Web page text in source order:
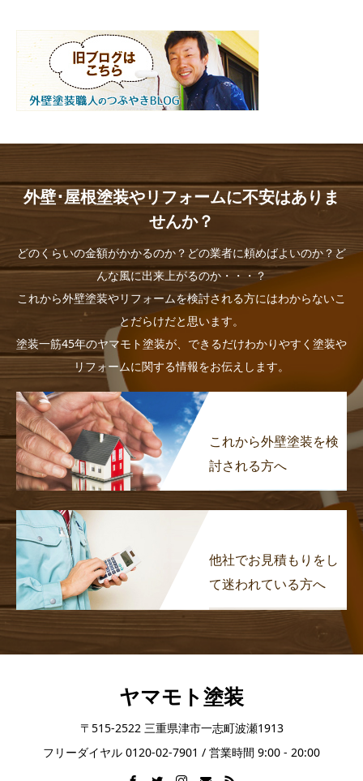
外壁･屋根塗装やリフォームに不安はありま
せんか？
どのくらいの金額がかかるのか？どの業者に頼めばよいのか？ど
んな風に出来上がるのか・・・？
これから外壁塗装やリフォームを検討される方にはわからないこ
とだらけだと思います。
塗装一筋45年のヤマモト塗装が、できるだけわかりやすく塗装や
リフォームに関する情報をお伝えします。
これから外壁塗装を検
討される方へ
他社でお見積もりをし
て迷われている方へ
ヤマモト塗装
〒515-2522 三重県津市一志町波瀬1913
フリーダイヤル 0120-02-7901 / 営業時間 9:00 - 20:00